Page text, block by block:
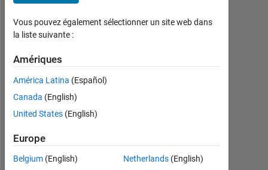
depuis
2017
Followers:
Following:
0
Follow
Vous pouvez également sélectionner un site web dans
la liste suivante :
Amériques
América Latina (Español)
Canada (English)
United States (English)
Europe
Belgium (English)
Netherlands(English)